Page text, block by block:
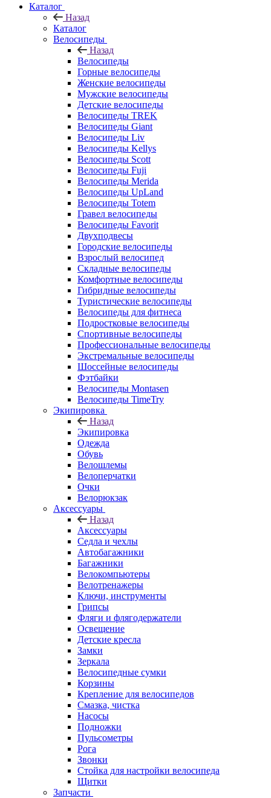
Каталог
Назад
Каталог
Велосипеды
Назад
Велосипеды
Горные велосипеды
Женские велосипеды
Мужские велосипеды
Детские велосипеды
Велосипеды TREK
Велосипеды Giant
Велосипеды Liv
Велосипеды Kellys
Велосипеды Scott
Велосипеды Fuji
Велосипеды Merida
Велосипеды UpLand
Велосипеды Totem
Гравел велосипеды
Велосипеды Favorit
Двухподвесы
Городские велосипеды
Взрослый велосипед
Складные велосипеды
Комфортные велосипеды
Гибридные велосипеды
Туристические велосипеды
Велосипеды для фитнеса
Подростковые велосипеды
Спортивные велосипеды
Профессиональные велосипеды
Экстремальные велосипеды
Шоссейные велосипеды
Фэтбайки
Велосипеды Montasen
Велосипеды TimeTry
Экипировка
Назад
Экипировка
Одежда
Обувь
Велошлемы
Велоперчатки
Очки
Велорюкзак
Аксессуары
Назад
Аксессуары
Седла и чехлы
Автобагажники
Багажники
Велокомпьютеры
Велотренажеры
Ключи, инструменты
Грипсы
Фляги и флягодержатели
Освещение
Детские кресла
Замки
Зеркала
Велосипедные сумки
Корзины
Крепление для велосипедов
Смазка, чистка
Насосы
Подножки
Пульсометры
Рога
Звонки
Стойка для настройки велосипеда
Щитки
Запчасти